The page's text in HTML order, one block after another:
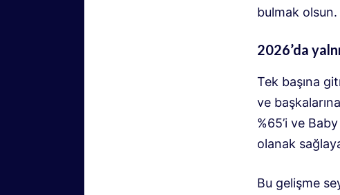
bulmak olsun.
2026’da
Tek başına
ve
%65’i ve
olanak
Bu gelişme